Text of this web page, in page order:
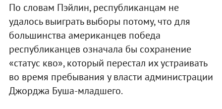
По словам Пэйлин, республиканцам не
удалось выиграть выборы потому, что для
большинства американцев победа
республиканцев означала бы сохранение
«статус кво», который перестал их устраивать
во время пребывания у власти администрации
Джорджа Буша-младшего.